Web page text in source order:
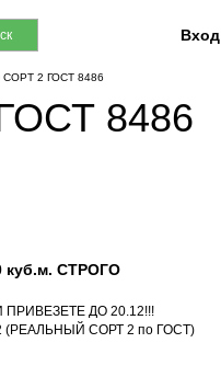
Вход
2 ГОСТ 8486
8486
СТРОГО
ПРИВЕЗЕТЕ ДО 20.12!!!
СОРТ 2 по ГОСТ)